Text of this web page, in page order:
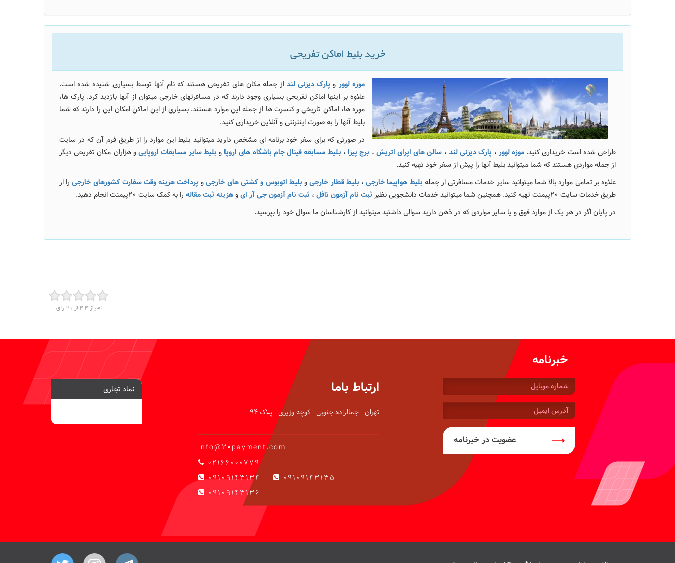
خرید بلیط اماکن تفریحی
موزه لوور و پارک دیزنی لند از جمله مکان های تفریحی هستند که نام آنها توسط بسیاری شنیده شده است.
علاوه بر اینها اماکن تفریحی بسیاری وجود دارند که در مسافرتهای خارجی میتوان از آنها بازدید کرد. پارک ها،
موزه ها، اماکن تاریخی و کنسرت ها از جمله این موارد هستند. بسیاری از این اماکن امکان این را دارند که شما
بلیط آنها را به صورت اینترنتی و آنلاین خریداری کنید.
در صورتی که برای سفر خود برنامه ای مشخص دارید میتوانید بلیط این موارد را از طریق فرم آن که در سایت
طراحی شده است خریداری کنید. موزه لوور ، پارک دیزنی لند ، سالن های اپرای اتریش ، برج پیزا ، بلیط مسابقه فینال جام باشگاه های اروپاو بلیط سایر مسابقات اروپاییو هزاران مکان تفریحی دیگر
از جمله مواردی هستند که شما میتوانید بلیط آنها را پیش از سفر خود تهیه کنید.
علاوه بر تمامی موارد بالا شما میتوانید سایر خدمات مسافرتی از جمله بلیط هواپیما خارجی، بلیط قطار خارجیو بلیط اتوبوس و کشتی های خارجیو پرداخت هزینه وقت سفارت کشورهای خارجیرا از
طریق خدمات سایت 20پیمنت تهیه کنید. همچنین شما میتوانید خدمات دانشجویی نظیر
ثبت نام آزمون تافل ، ثبت نام آزمون جی آر ایوهزینه ثبت مقاله را به کمک سایت 20پیمنت انجام دهید.
در پایان اگر در هر یک از موارد فوق و یا سایر مواردی که در ذهن دارید سوالی داشتید میتوانید از کارشناسان ما سوال خود را بپرسید.
امتیاز 4.4 از 21 رای
خبرنامه
شماره
موبایل:
آدرس
ایمیل:
عضویت در خبرنامه
ارتباط باما
تهران - جمالزاده جنوبی - کوچه وزیری - پلاک 94
info@20payment.com
02166000779
09109143134
09109143135
09109143136
نماد تجاری